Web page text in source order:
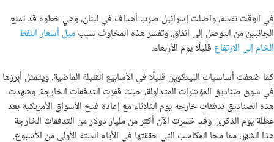
في الوقت نفسه، واصلت إسرائيل ضرب أهداف في لبنان، وهي خطوة قد تمنع
الجانبين من التوصل إلى اتفاق. وتفسر هذه المخاوف سببميل أسعار النفط
الخام إلى الارتفاع قليلًا يوم الأربعاء.
كما ضعفت أساسيات البيتكوين قليلًا في الأسابيع القليلة الماضية. ويتمثل أبرزها
في سوق صناديق المؤشرات المتداولة، حيث قفزت التدفقات الخارجة. وشهدت
هذه الصناديق تدفقات خارجة يوم الثلاثاء مع إعادة فتح الأسواق الأمريكية بعد
عطلة يوم الذكرى. وقد خسرت الآن أكثر من مليار دولار من التدفقات الخارجة
هذا الشهر، مما محا المكاسب التي حققتها في الأيام الستة الأولى من الأسبوع.